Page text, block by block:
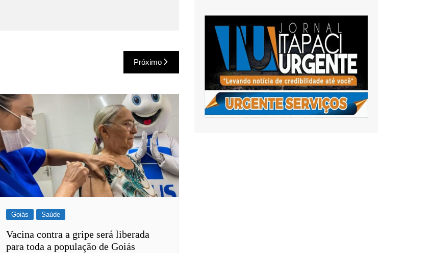
Próximo
Goiás Saúde
Vacina contra a gripe será liberada
para toda a população de Goiás